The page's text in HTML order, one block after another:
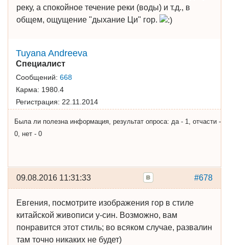
реку, а спокойное течение реки (воды) и т.д., в
общем, ощущение "дыхание Ци" гор.
Tuyana Andreeva
Специалист
Сообщений: 668
Карма: 1980.4
Регистрация: 22.11.2014
Была ли полезна информация, результат опроса: да - 1, отчасти -
0, нет - 0
#678
09.08.2016 11:31:33
Евгения, посмотрите изображения гор в стиле
китайской живописи у-син. Возможно, вам
понравится этот стиль; во всяком случае, развалин
там точно никаких не будет)